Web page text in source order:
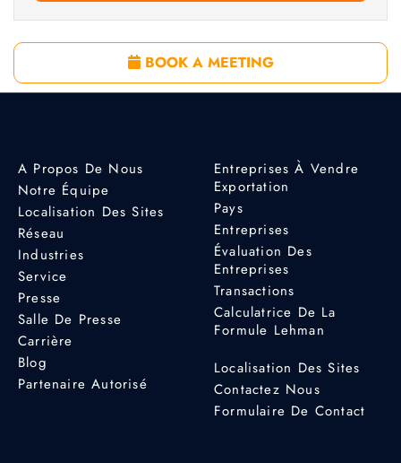
BOOK A MEETING
A Propos De Nous
Notre Équipe
Localisation Des Sites
Réseau
Industries
Service
Presse
Salle De Presse
Carrière
Blog
Partenaire Autorisé
Entreprises À Vendre
Exportation
Pays
Entreprises
Évaluation Des
Entreprises
Transactions
Calculatrice De La
Formule Lehman
Localisation Des Sites
Contactez Nous
Formulaire De Contact